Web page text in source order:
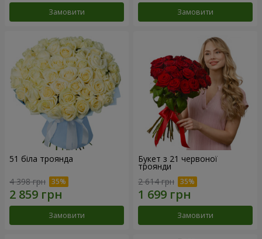
Замовити Замовити
51 біла троянда
4 398 грн
Замовити
Букет з 21 червоної
троянди
2 614 грн
Замовити